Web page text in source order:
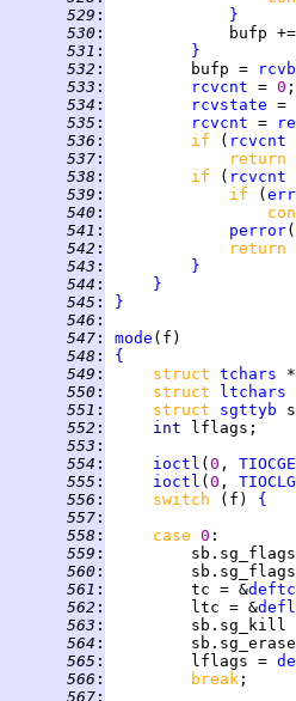
529 :
}
530 :
531 :
}
532 :
         bufp =
533 : rcvcnt = 0
534 : rcvstate =
535 : rcvcnt =
536 : if ( rcvcnt
537 :
return
538 : if ( rcvcnt
539 : if (
540 :
541 : perror(
542 :
return
543 :
}
544 :
}
545 :
}
546 :
547 : mode
548 :
{
549 : struct tchars
550 : struct
ltchars
551 : struct sgttyb
552 : int
553 :
554 : ioctl ( 0 ,
555 : ioctl ( 0 ,
556 : switch (f) {
557 :
558 : case 0
559 :
560 :
561 :
         tc = &
deftc
562 :
         ltc = &
563 :
564 :
565 :
         lflags =
566 : break
567 :